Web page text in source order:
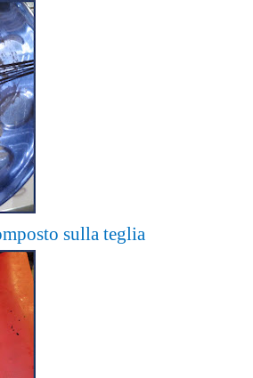
sulla teglia